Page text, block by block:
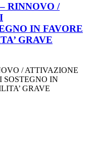
RINNOVO /
IN FAVORE
GRAVE
/ ATTIVAZIONE
IN
GRAVE